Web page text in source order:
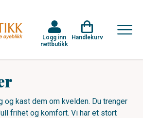
Logg inn
nettbutikk
Handlekurv
og kast dem om kvelden. Du trenger
frihet og komfort. Vi har et stort